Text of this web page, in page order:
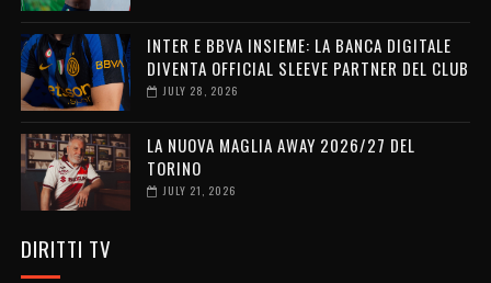
INTER E BBVA INSIEME: LA BANCA DIGITALE
DIVENTA OFFICIAL SLEEVE PARTNER DEL CLUB
JULY 28, 2026
LA NUOVA MAGLIA AWAY 2026/27 DEL
TORINO
JULY 21, 2026
DIRITTI TV